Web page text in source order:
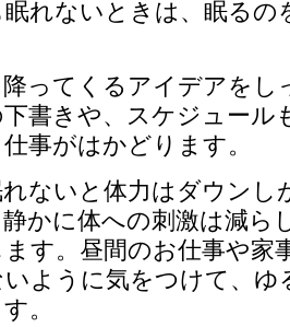
れないときは、眠る
ってくるアイデアをし
書きや、スケジュール
事がはかどります。
ないと体力はダウン
かに体への刺激は減ら
す。昼間のお仕事や家
ように気をつけて、ゆ
。